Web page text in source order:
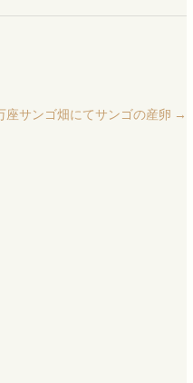
座サンゴ畑にてサンゴの産卵 →